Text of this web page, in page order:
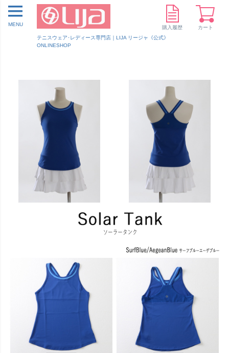
テニスウェア･レディース専門店｜LIJA リージャ《公式》
ONLINESHOP
MENU
購入履歴 カート